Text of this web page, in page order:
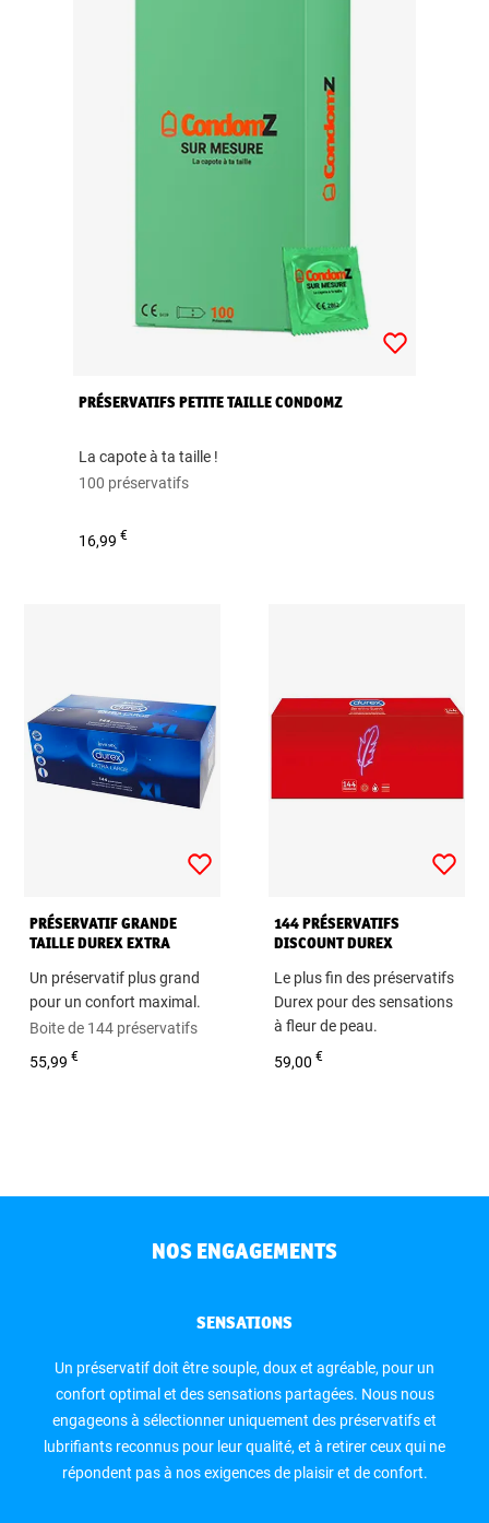
PRÉSERVATIFS PETITE TAILLE CONDOMZ
La capote à ta taille !
100 préservatifs
16,99€
PRÉSERVATIF GRANDE
TAILLE DUREX EXTRA
Un préservatif plus grand
pour un confort maximal.
Boite de 144 préservatifs
55,99€
144 PRÉSERVATIFS
DISCOUNT DUREX
Le plus fin des préservatifs
Durex pour des sensations
à fleur de peau.
Boite de 144 préservatifs
59,00€
NOS ENGAGEMENTS
SENSATIONS
Un préservatif doit être souple, doux et agréable, pour un
confort optimal et des sensations partagées. Nous nous
engageons à sélectionner uniquement des préservatifs et
lubrifiants reconnus pour leur qualité, et à retirer ceux qui ne
répondent pas à nos exigences de plaisir et de confort.